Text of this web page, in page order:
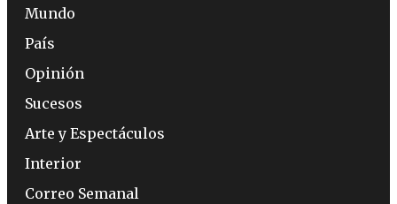
Mundo
País
Opinión
Sucesos
Arte y Espectáculos
Interior
Correo Semanal